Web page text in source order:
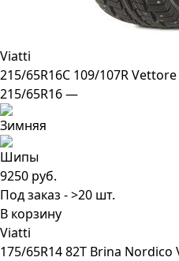
Viatti
215/65R16C 109/107R
215/65R16 —
9250 руб.
Под заказ - >20 шт.
В корзину
Viatti
175/65R14 82T Brina Nordico